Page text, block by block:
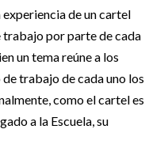
de un cartel
trabajo por parte de cada
un tema reúne a los
trabajo de cada uno los
como el cartel es
a la Escuela, su